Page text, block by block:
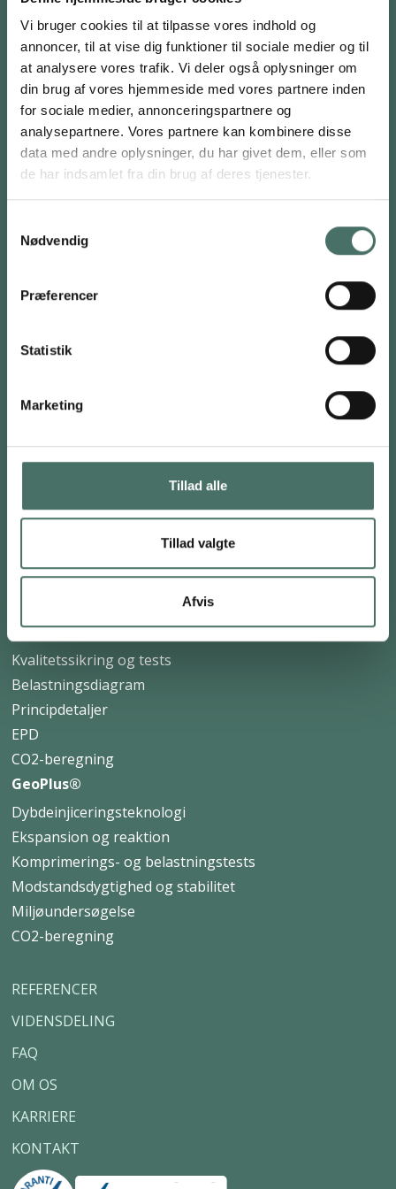
Vi bruger cookies til at tilpasse vores indhold og
annoncer, til at vise dig funktioner til sociale medier og til
at analysere vores trafik. Vi deler også oplysninger om
din brug af vores hjemmeside med vores partnere inden
for sociale medier, annonceringspartnere og
analysepartnere. Vores partnere kan kombinere disse
data med andre oplysninger, du har givet dem, eller som
de har indsamlet fra din brug af deres tjenester.
Nødvendig
Præferencer
Statistik
Marketing
Tillad alle
Tillad valgte
Afvis
CVR: 21243787
FOR PRIVATE
Jordbundsundersøgelse
Opretning af gulv
Skruefundament
Fyldning af hulrum
Jordankre
Jordbundsundersøgelse
ScrewFast® Skruepæle
Kvalitetssikring og tests
Belastningsdiagram
Principdetaljer
EPD
CO2-beregning
GeoPlus®
Dybdeinjiceringsteknologi
Ekspansion og reaktion
Komprimerings- og belastningstests
Modstandsdygtighed og stabilitet
Miljøundersøgelse
CO2-beregning
REFERENCER
VIDENSDELING
FAQ
OM OS
KARRIERE
KONTAKT